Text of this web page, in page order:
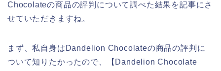
Chocolateの商品の評判について調べた結果を記事にさ
せていただきますね。
まず、私自身はDandelion Chocolateの商品の評判に
ついて知りたかったので、【Dandelion Chocolate